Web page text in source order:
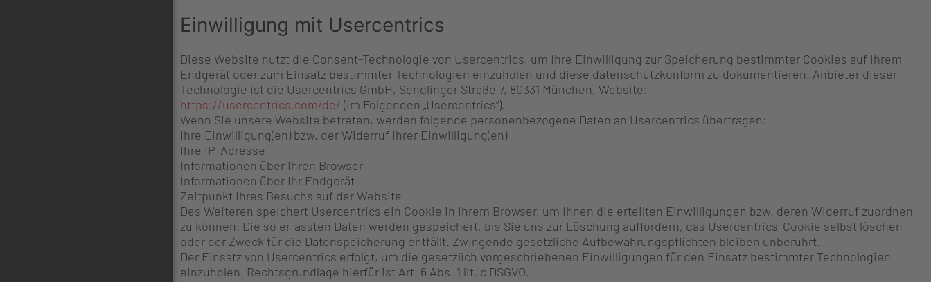
Einwilligung mit Usercentrics
Diese Website nutzt die Consent-Technologie von Usercentrics, um Ihre Einwilligung zur Speicherung bestimmter Cookies auf Ihrem
Endgerät oder zum Einsatz bestimmter Technologien einzuholen und diese datenschutzkonform zu dokumentieren. Anbieter dieser
Technologie ist die Usercentrics GmbH, Sendlinger Straße 7, 80331 München, Website:
https://usercentrics.com/de/ (im Folgenden „Usercentrics“).
Wenn Sie unsere Website betreten, werden folgende personenbezogene Daten an Usercentrics übertragen:
Ihre Einwilligung(en) bzw. der Widerruf Ihrer Einwilligung(en)
Ihre IP-Adresse
Informationen über Ihren Browser
Informationen über Ihr Endgerät
Zeitpunkt Ihres Besuchs auf der Website
Des Weiteren speichert Usercentrics ein Cookie in Ihrem Browser, um Ihnen die erteilten Einwilligungen bzw. deren Widerruf zuordnen
zu können. Die so erfassten Daten werden gespeichert, bis Sie uns zur Löschung auffordern, das Usercentrics-Cookie selbst löschen
oder der Zweck für die Datenspeicherung entfällt. Zwingende gesetzliche Aufbewahrungspflichten bleiben unberührt.
Der Einsatz von Usercentrics erfolgt, um die gesetzlich vorgeschriebenen Einwilligungen für den Einsatz bestimmter Technologien
einzuholen. Rechtsgrundlage hierfür ist Art. 6 Abs. 1 lit. c DSGVO.